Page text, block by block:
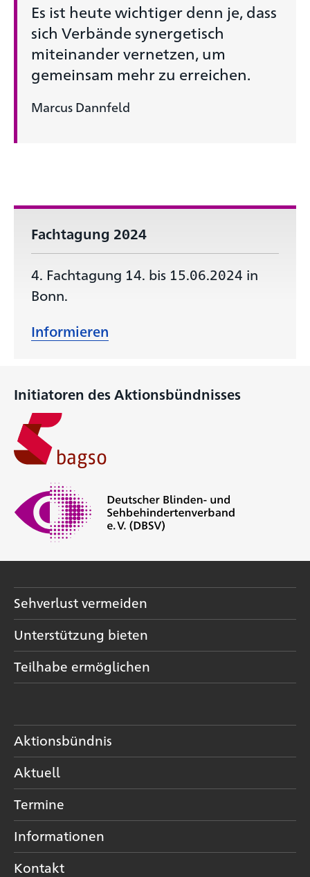
Es ist heute wichtiger denn je, dass
sich Verbände synergetisch
miteinander vernetzen, um
gemeinsam mehr zu erreichen.
Marcus Dannfeld
Fachtagung 2024
4. Fachtagung 14. bis 15.06.2024 in
Bonn.
Informieren
Initiatoren des Aktionsbündnisses
Sehverlust vermeiden
Unterstützung bieten
Teilhabe ermöglichen
Aktionsbündnis
Aktuell
Termine
Informationen
Kontakt